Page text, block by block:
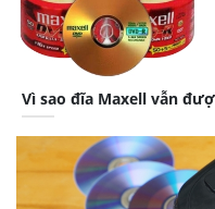
Vì sao đĩa Maxell vẫn